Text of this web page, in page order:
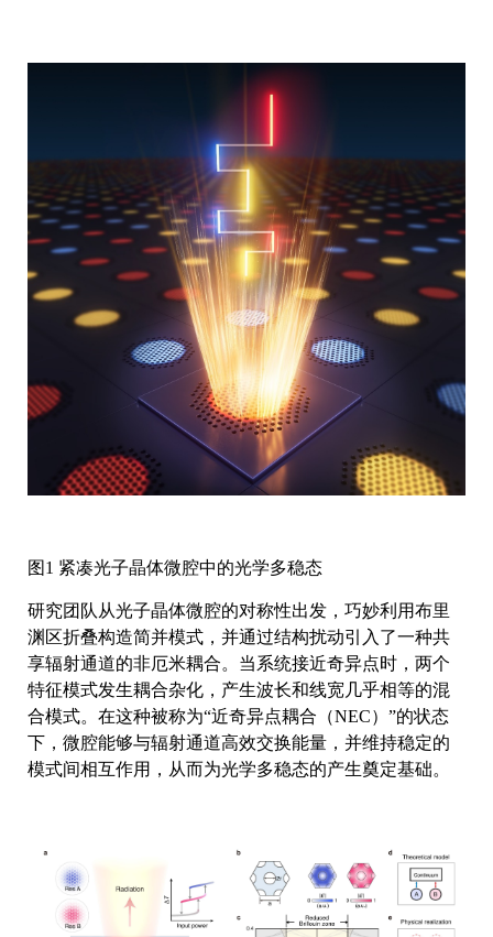
图1 紧凑光子晶体微腔中的光学多稳态
研究团队从光子晶体微腔的对称性出发，巧妙利用布里
渊区折叠构造简并模式，并通过结构扰动引入了一种共
享辐射通道的非厄米耦合。当系统接近奇异点时，两个
特征模式发生耦合杂化，产生波长和线宽几乎相等的混
合模式。在这种被称为“近奇异点耦合（NEC）”的状态
下，微腔能够与辐射通道高效交换能量，并维持稳定的
模式间相互作用，从而为光学多稳态的产生奠定基础。